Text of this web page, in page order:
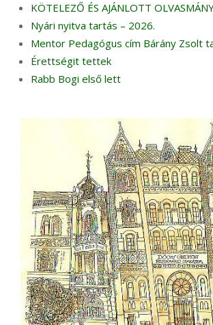
KÖTELEZŐ ÉS AJÁNLOTT
Nyári nyitva tartás – 2026.
Mentor Pedagógus cím Bárány Zsolt
Érettségit tettek
Rabb Bogi első lett